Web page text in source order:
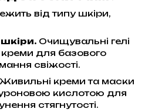
від типу шкіри,
Очищувальні гелі
для базового
свіжості.
Живильні креми та маски
кислотою для
стягнутості.